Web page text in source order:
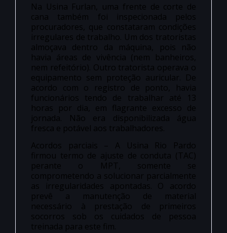
Na Usina Furlan, uma frente de corte de
cana também foi inspecionada pelos
procuradores, que constataram condições
irregulares de trabalho. Um dos tratoristas
almoçava dentro da máquina, pois não
havia áreas de vivência (nem banheiros,
nem refeitório). Outro tratorista operava o
equipamento sem proteção auricular. De
acordo com o registro de ponto, havia
funcionários tendo de trabalhar até 13
horas por dia, em flagrante excesso de
jornada. Não era disponibilizada água
fresca e potável aos trabalhadores.
Acordos parciais – A Usina Rio Pardo
firmou termo de ajuste de conduta (TAC)
perante o MPT, somente se
comprometendo a solucionar parcialmente
as irregularidades apontadas. O acordo
prevê a manutenção de material
necessário à prestação de primeiros
socorros sob os cuidados de pessoa
treinada para este fim.